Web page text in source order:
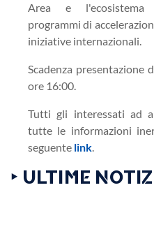
Area e l'ecosistema
programmi di
iniziative internazionali.
Scadenza presentazione
ore 16:00.
Tutti gli interessati ad
tutte le informazioni
seguente link.
‣ ULTIME